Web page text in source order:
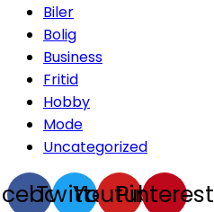
Biler
Bolig
Business
Fritid
Hobby
Mode
Uncategorized
TwitterYoutube
Pinterest